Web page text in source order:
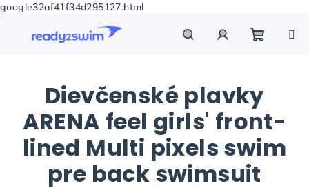
google32af41f34d295127.html
košík
Dievčenské plavky
ARENA feel girls' front-
lined Multi pixels swim
pre back swimsuit